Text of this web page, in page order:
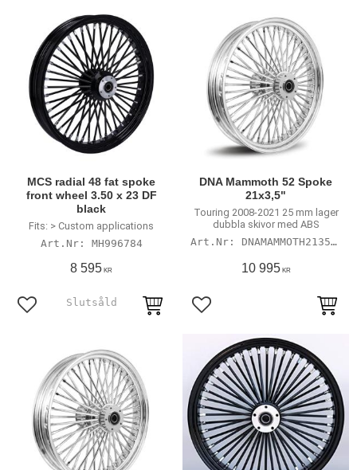
MCS radial 48 fat spoke
front wheel 3.50 x 23 DF
black
Fits: > Custom applications
MH996784
8 595 KR
Lägg till i favoriter
DNA Mammoth 52 Spoke
21x3,5"
Touring 2008-2021 25 mm lager
dubbla skivor med ABS
DNAMAMMOTH213508
10 995KR
Lägg till i favoriter